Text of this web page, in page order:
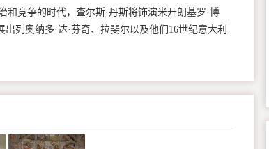
竞争的时代，查尔斯·丹斯将饰演米开朗基罗·博
列奥纳多·达·芬奇、拉斐尔以及他们16世纪意大利